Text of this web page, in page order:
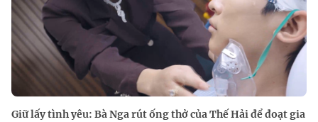
Giữ lấy tình yêu: Bà Nga rút ống thở của Thế Hải để đoạt gia